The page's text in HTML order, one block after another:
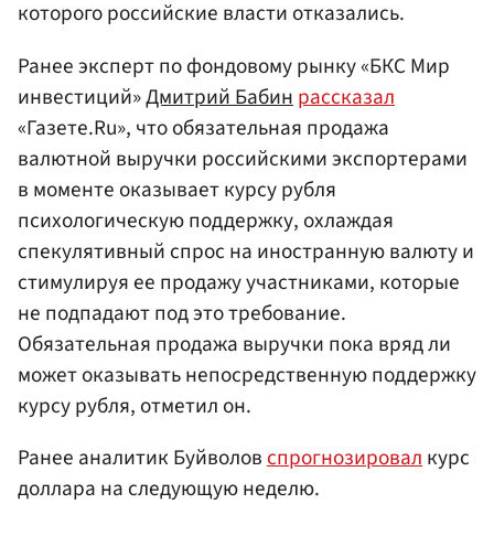
которого российские власти отказались.
Ранее эксперт по фондовому рынку «БКС Мир
инвестиций»Дмитрий Бабин рассказал
«Газете.Ru», что обязательная продажа
валютной выручки российскими экспортерами
в моменте оказывает курсу рубля
психологическую поддержку, охлаждая
спекулятивный спрос на иностранную валюту и
стимулируя ее продажу участниками, которые
не подпадают под это требование.
Обязательная продажа выручки пока вряд ли
может оказывать непосредственную поддержку
курсу рубля, отметил он.
Ранее аналитик Буйволовспрогнозировалкурс
доллара на следующую неделю.